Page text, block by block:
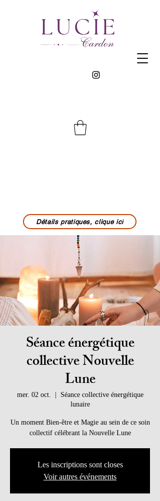
Détails pratiques, clique ici
Séance énergétique
collective Nouvelle
Lune
mer. 02 oct.
Séance collective énergétique
lunaire
Un moment Bien-être et Magie au sein de ce soin
collectif célébrant la Nouvelle Lune
Les inscriptions sont closes
Voir autres événements